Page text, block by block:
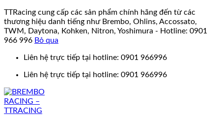
TTRacing cung cấp các sản phẩm chính hãng đến từ các
thương hiệu danh tiếng như Brembo, Ohlins, Accossato,
TWM, Daytona, Kohken, Nitron, Yoshimura - Hotline: 0901
966 996 Bỏ qua
Liên hệ trực tiếp tại hotline: 0901 966996
Liên hệ trực tiếp tại hotline: 0901 966996